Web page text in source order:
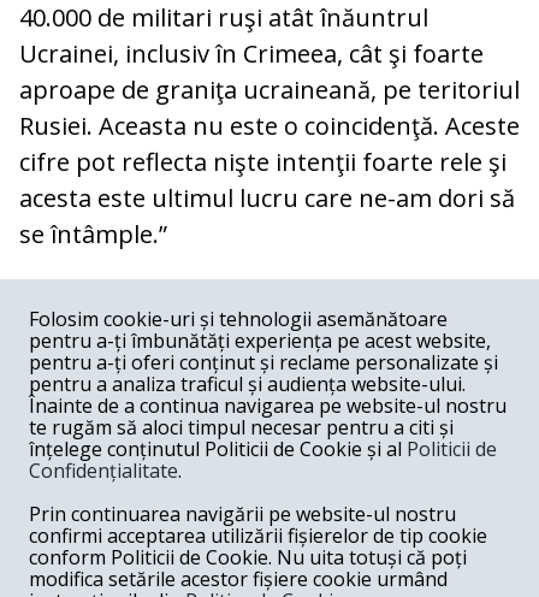
40.000 de militari ruşi atât înăuntrul
Ucrainei, inclusiv în Crimeea, cât şi foarte
aproape de graniţa ucraineană, pe teritoriul
Rusiei. Aceasta nu este o coincidenţă. Aceste
cifre pot reflecta nişte intenţii foarte rele şi
acesta este ultimul lucru care ne-am dori să
se întâmple.”
COMENTARII
Nume
Email
Folosim cookie-uri și tehnologii asemănătoare
pentru a-ți îmbunătăți experiența pe acest website,
pentru a-ți oferi conținut și reclame personalizate și
pentru a analiza traficul și audiența website-ului.
Înainte de a continua navigarea pe website-ul nostru
te rugăm să aloci timpul necesar pentru a citi și
înțelege conținutul Politicii de Cookie și al Politicii de
Confidențialitate.
Prin continuarea navigării pe website-ul nostru
confirmi acceptarea utilizării fișierelor de tip cookie
conform Politicii de Cookie. Nu uita totuși că poți
modifica setările acestor fișiere cookie urmând